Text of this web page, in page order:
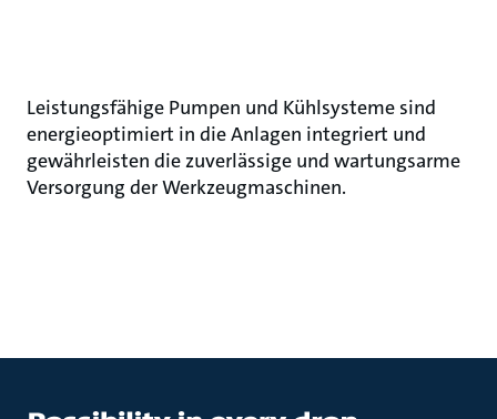
Leistungsfähige Pumpen und Kühlsysteme sind
energieoptimiert in die Anlagen integriert und
gewährleisten die zuverlässige und wartungsarme
Versorgung der Werkzeugmaschinen.